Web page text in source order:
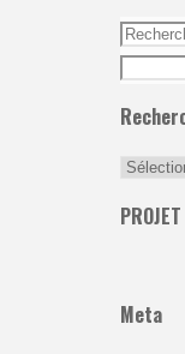
pour:
toutes
Meta